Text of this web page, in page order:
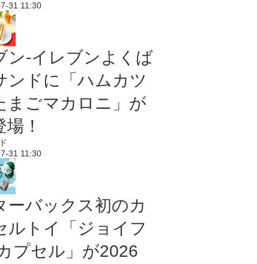
31 11:30
ン‐イレブンよくば
ンドに「ハムカツ
まごマカロニ」が
場！
31 11:30
ーバックス初のカ
ルトイ「ジョイフ
プセル」が2026